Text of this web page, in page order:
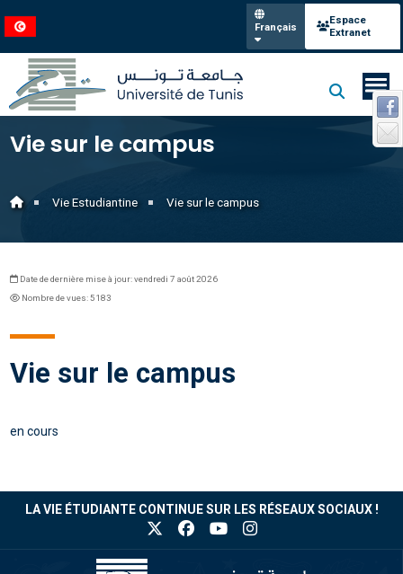
Français
Espace
Extranet
Vie sur le campus
Vie Estudiantine Vie sur le campus
Date de dernière mise à jour: vendredi 7 août 2026
Nombre de vues: 5183
Vie sur le campus
en cours
LA VIE ÉTUDIANTE CONTINUE SUR LES RÉSEAUX SOCIAUX !